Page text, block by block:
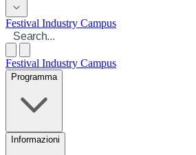
Festival Industry Campus
Festival Industry Campus
Programma
Informazioni